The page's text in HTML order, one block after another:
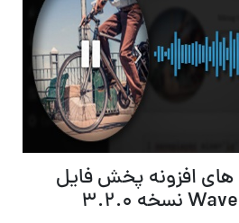
های افزونه پخش فایل